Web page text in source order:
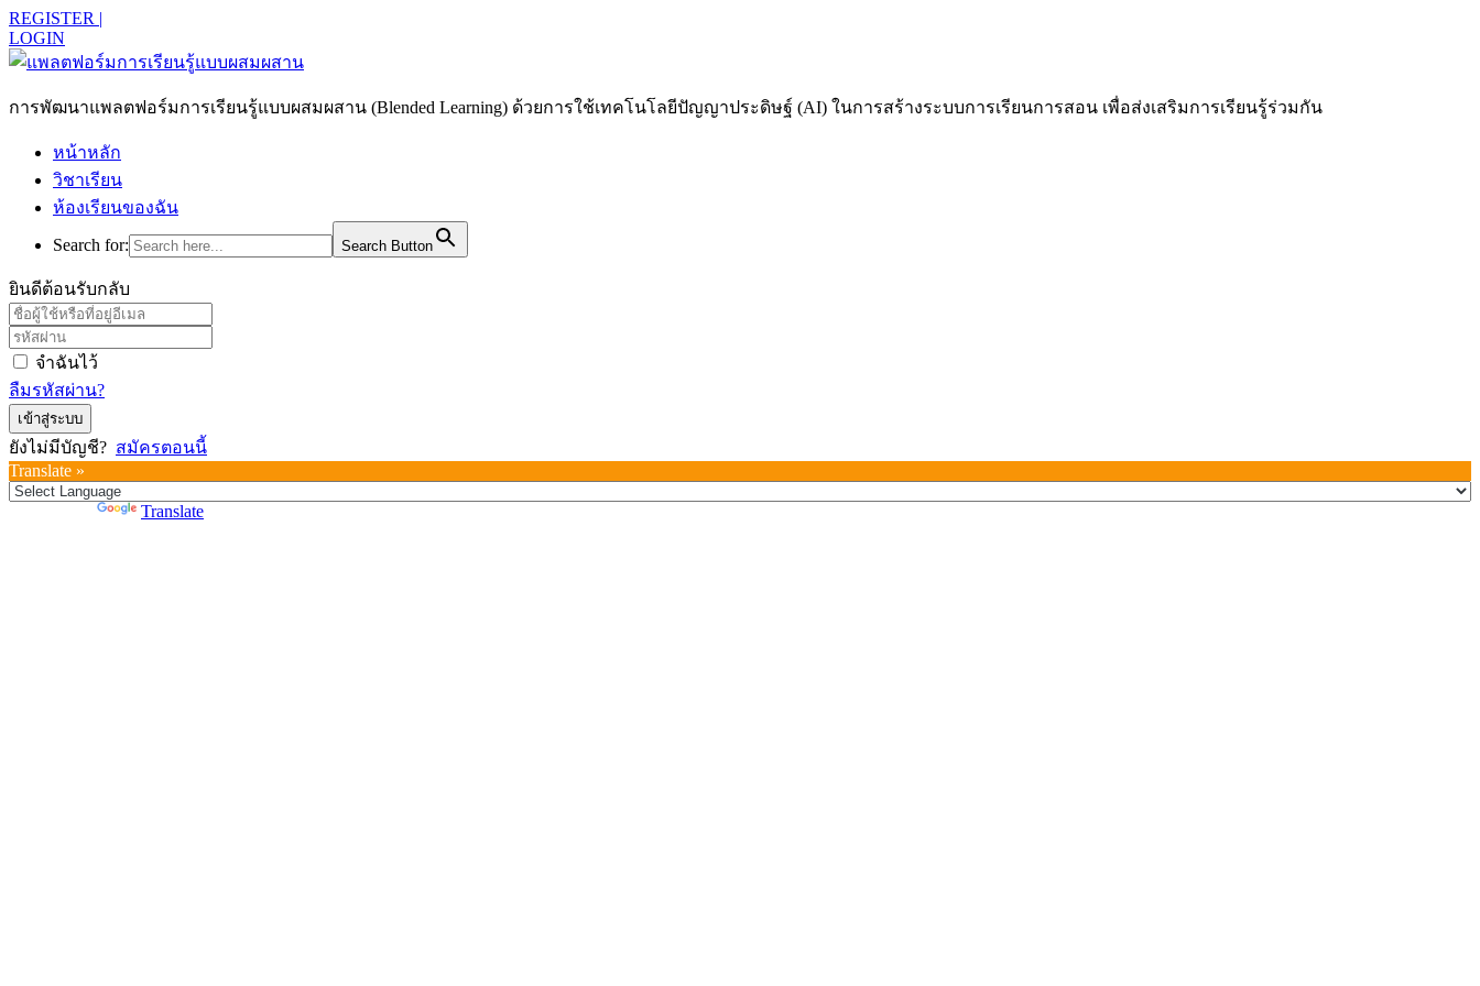
REGISTER |
LOGIN
การพัฒนาแพลตฟอร์มการเรียนรู้แบบผสมผสาน (Blended Learning) ด้วยการใช้เทคโนโลยีปัญญาประดิษฐ์ (AI) ในการสร้างระบบการเรียนการสอน เพื่อส่งเสริมการเรียนรู้ร่วมกัน
หน้าหลัก
วิชาเรียน
ห้องเรียนของฉัน
Search for:
Search Button
ยินดีต้อนรับกลับ
จำฉันไว้
ลืมรหัสผ่าน?
เข้าสู่ระบบ
ยังไม่มีบัญชี? สมัครตอนนี้
Translate »
Translate